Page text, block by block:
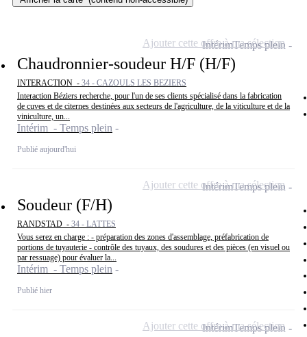
Chaudronnier-soudeur H/F (H/F)
INTERACTION - 34 - CAZOULS LES BEZIERS
Interaction Béziers recherche, pour l'un de ses clients spécialisé dans la fabrication
de cuves et de citernes destinées aux secteurs de l'agriculture, de la viticulture et de la
viniculture, un...
Intérim - Temps plein
Publié aujourd'hui
IntérimTemps plein
Ajouter cette offre à ma sélection
Soudeur (F/H)
RANDSTAD - 34 - LATTES
Vous serez en charge : - préparation des zones d'assemblage, préfabrication de
portions de tuyauterie - contrôle des tuyaux, des soudures et des pièces (en visuel ou
par ressuage) pour évaluer la...
Intérim - Temps plein
Publié hier
IntérimTemps plein
Ajouter cette offre à ma sélection
IntérimTemps plein
Ajouter cette offre à ma sélection